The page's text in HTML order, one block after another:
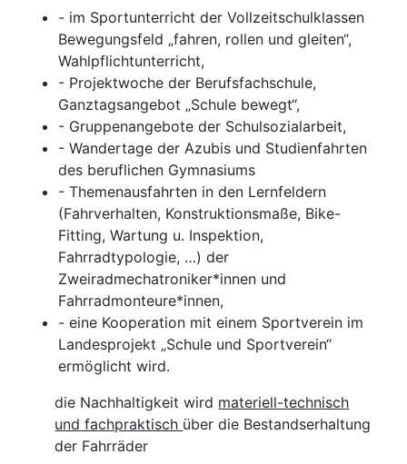
- im Sportunterricht der Vollzeitschulklassen
Bewegungsfeld „fahren, rollen und gleiten“,
Wahlpflichtunterricht,
- Projektwoche der Berufsfachschule,
Ganztagsangebot „Schule bewegt“,
- Gruppenangebote der Schulsozialarbeit,
- Wandertage der Azubis und Studienfahrten
des beruflichen Gymnasiums
- Themenausfahrten in den Lernfeldern
(Fahrverhalten, Konstruktionsmaße, Bike-
Fitting, Wartung u. Inspektion,
Fahrradtypologie, …) der
Zweiradmechatroniker*innen und
Fahrradmonteure*innen,
- eine Kooperation mit einem Sportverein im
Landesprojekt „Schule und Sportverein“
ermöglicht wird.
die Nachhaltigkeit wird materiell-technisch
und fachpraktisch über die Bestandserhaltung
der Fahrräder